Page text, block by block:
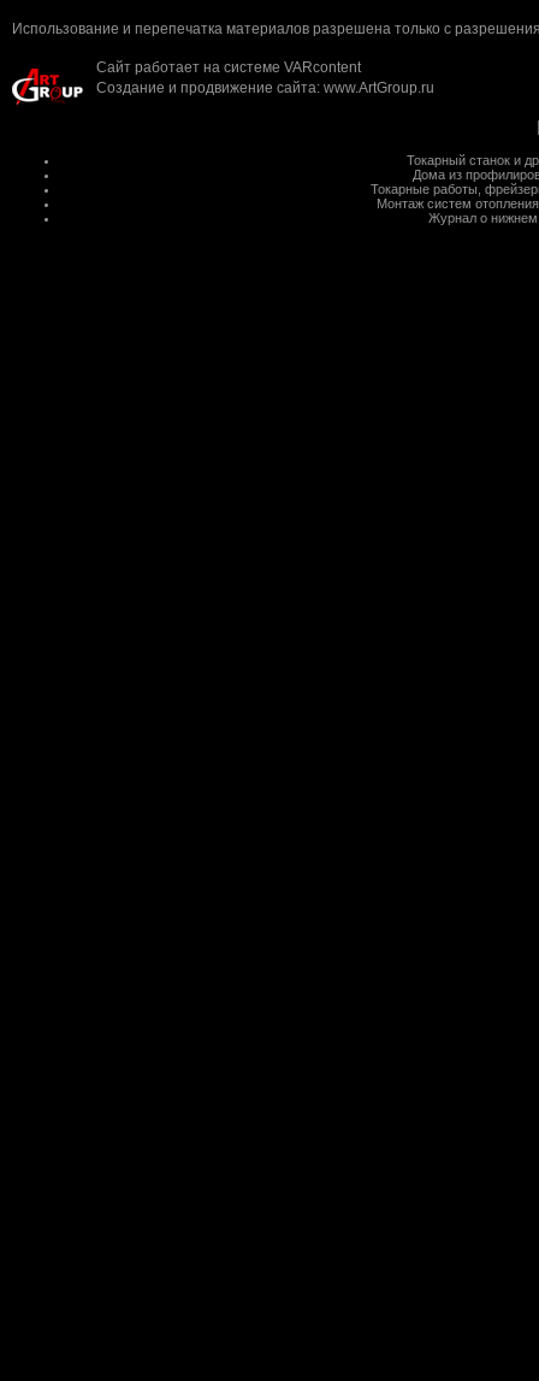
Использование и перепечатка материалов разрешена только с
Сайт работает на системе VARcontent
Создание и продвижение сайта: www.ArtGroup.ru
Токарный станок и
Дома из
Токарные работы
Монтаж систем отопления
Журнал о нижнем